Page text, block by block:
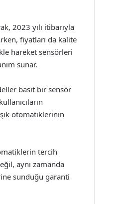
2023 yılı itibarıyla
fiyatları da kalite
hareket sensörleri
sunar.
basit bir sensör
otomatiklerinin
tercih
aynı zamanda
sunduğu garanti